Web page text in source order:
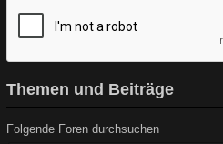
Themen und Beiträge
Folgende Foren durchsuchen